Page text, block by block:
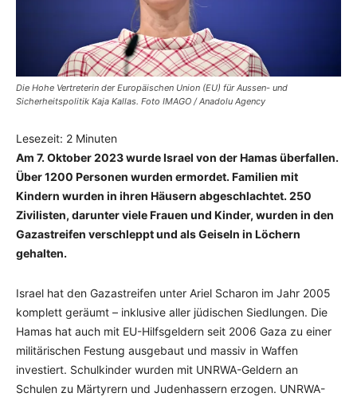
Die Hohe Vertreterin der Europäischen Union (EU) für Aussen- und
Sicherheitspolitik Kaja Kallas. Foto IMAGO / Anadolu Agency
Lesezeit: 2 Minuten
Am 7. Oktober 2023 wurde Israel von der Hamas überfallen.
Über 1200 Personen wurden ermordet. Familien mit
Kindern wurden in ihren Häusern abgeschlachtet. 250
Zivilisten, darunter viele Frauen und Kinder, wurden in den
Gazastreifen verschleppt und als Geiseln in Löchern
gehalten.
Israel hat den Gazastreifen unter Ariel Scharon im Jahr 2005
komplett geräumt – inklusive aller jüdischen Siedlungen. Die
Hamas hat auch mit EU-Hilfsgeldern seit 2006 Gaza zu einer
militärischen Festung ausgebaut und massiv in Waffen
investiert. Schulkinder wurden mit UNRWA-Geldern an
Schulen zu Märtyrern und Judenhassern erzogen. UNRWA-